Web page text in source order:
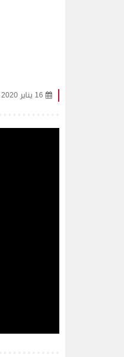
16 يناير 2020